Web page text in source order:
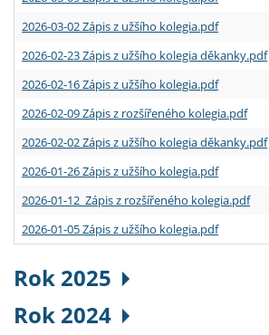
2026-03-02 Zápis z užšího kolegia.pdf
2026-02-23 Zápis z užšího kolegia děkanky.pdf
2026-02-16 Zápis z užšího kolegia.pdf
2026-02-09 Zápis z rozšířeného kolegia.pdf
2026-02-02 Zápis z užšího kolegia děkanky.pdf
2026-01-26 Zápis z užšího kolegia.pdf
2026-01-12 Zápis z rozšířeného kolegia.pdf
2026-01-05 Zápis z užšího kolegia.pdf
Rok 2025
Rok 2024